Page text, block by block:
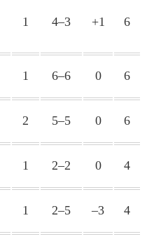
1 4–3 +1 6
1 6–6 0 6
2 5–5 0 6
1 2–2 0 4
1 2–5 –3 4